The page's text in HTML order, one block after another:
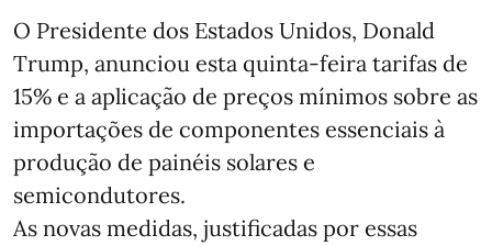
O Presidente dos Estados Unidos, Donald
Trump, anunciou esta quinta-feira tarifas de
15% e a aplicação de preços mínimos sobre as
importações de componentes essenciais à
produção de painéis solares e
semicondutores.
As novas medidas, justificadas por essas